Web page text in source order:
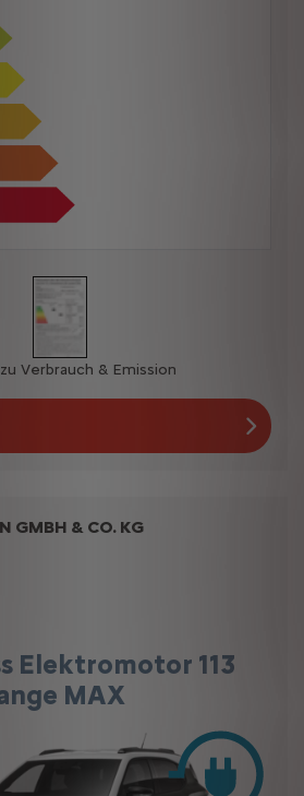
Verbrauch & Emission
Elektromotor 113
MAX
GMBH & CO. KG